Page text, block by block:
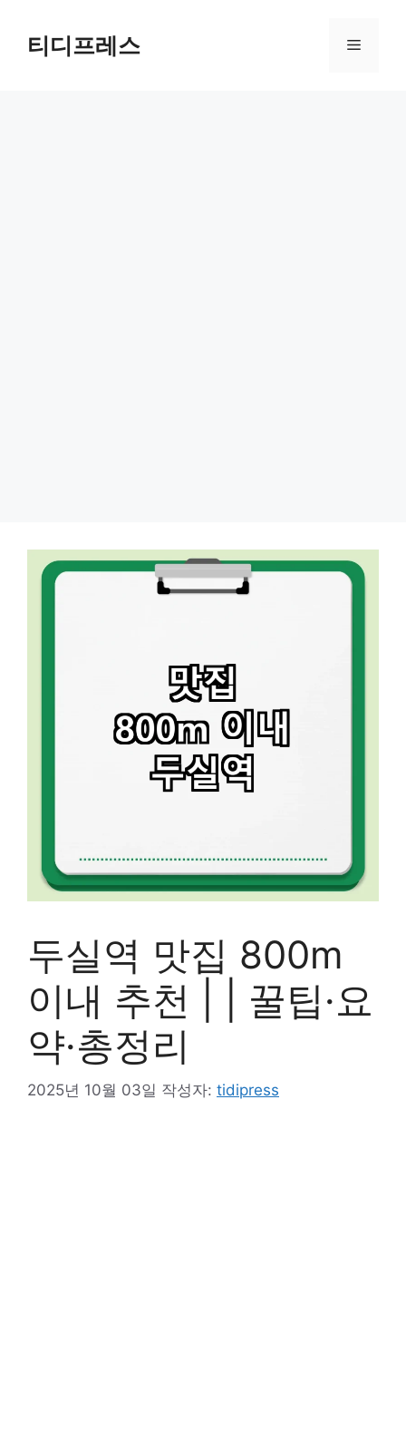
티디프레스 메
두실역 맛집 800m
이내 추천 | | 꿀팁·요
약·총정리
2025년 10월 03일 작성자: tidipress